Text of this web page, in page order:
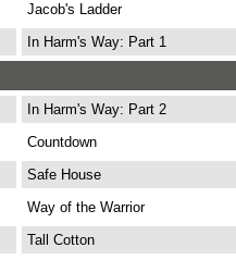
Jacob's Ladder
In Harm's Way: Part 1
In Harm's Way: Part 2
Countdown
Safe House
Way of the Warrior
Tall Cotton